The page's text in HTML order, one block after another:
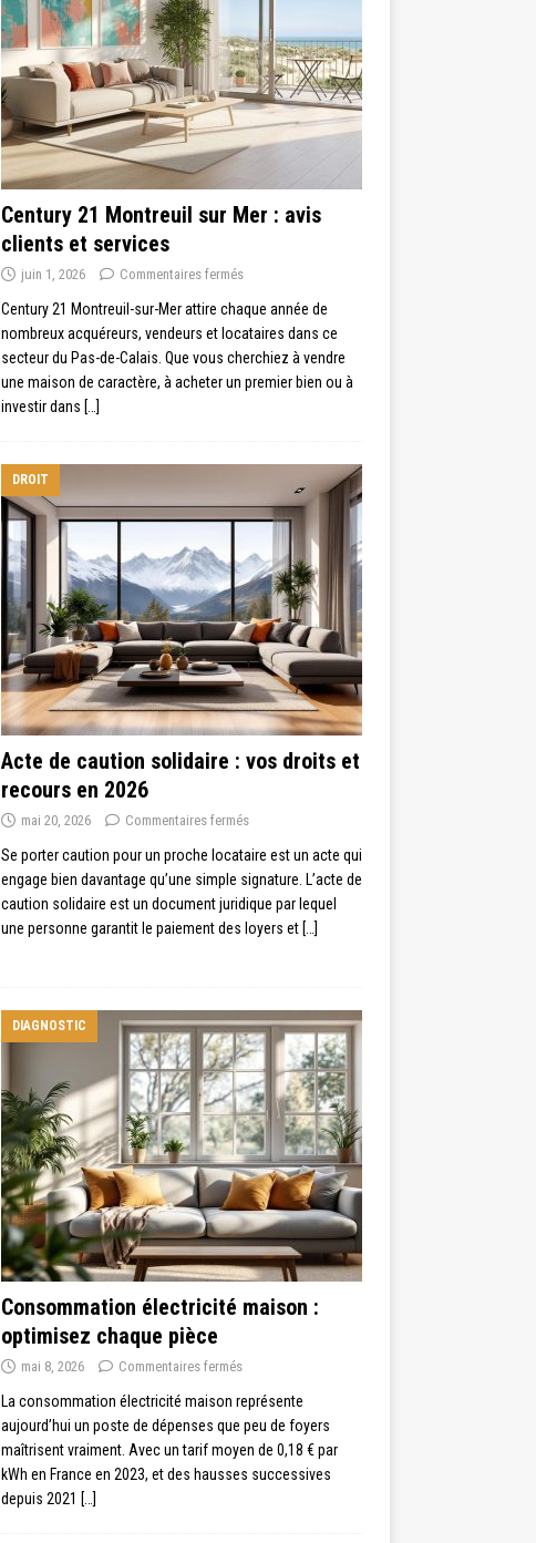
Century 21 Montreuil sur Mer : avis
clients et services
juin 1, 2026 Commentaires fermés
Century 21 Montreuil-sur-Mer attire chaque année de
nombreux acquéreurs, vendeurs et locataires dans ce
secteur du Pas-de-Calais. Que vous cherchiez à vendre
une maison de caractère, à acheter un premier bien ou à
investir dans […]
DROIT
Acte de caution solidaire : vos droits et
recours en 2026
mai 20, 2026 Commentaires fermés
Se porter caution pour un proche locataire est un acte qui
engage bien davantage qu’une simple signature. L’acte de
caution solidaire est un document juridique par lequel
une personne garantit le paiement des loyers et […]
DIAGNOSTIC
Consommation électricité maison :
optimisez chaque pièce
mai 8, 2026 Commentaires fermés
La consommation électricité maison représente
aujourd’hui un poste de dépenses que peu de foyers
maîtrisent vraiment. Avec un tarif moyen de 0,18 € par
kWh en France en 2023, et des hausses successives
depuis 2021 […]